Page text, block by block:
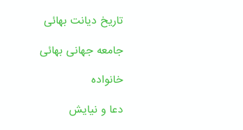
تاریخ دیانت بهائی
جامعه جهانی بهائی
خانواده
دعا و نیایش